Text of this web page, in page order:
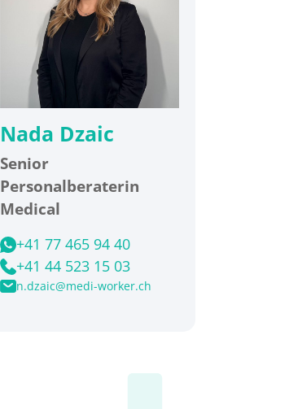
Nada Dzaic
Senior
Personalberaterin
Medical
+41 77 465 94 40
+41 44 523 15 03
n.dzaic@medi-worker.ch